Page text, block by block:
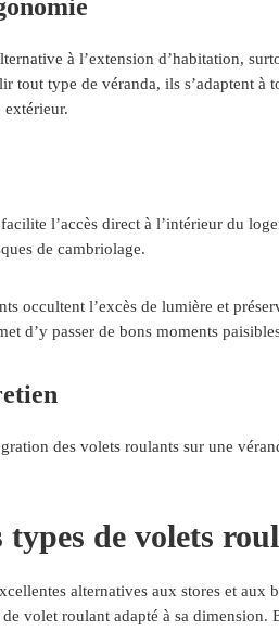
à l’extension d’habitation,
tout type de véranda, ils s’adaptent
extérieur.
l’accès direct à l’intérieur du
de cambriolage.
occultent l’excès de lumière et
d’y passer de bons moments
des volets roulants sur une
de volets
alternatives aux stores et
volet roulant adapté à sa dimension.